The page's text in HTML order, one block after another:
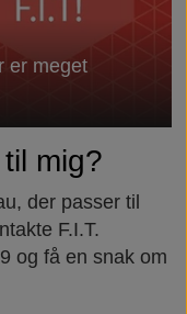
er meget
mig?
der passer til
F.I.T.
og få en snak om